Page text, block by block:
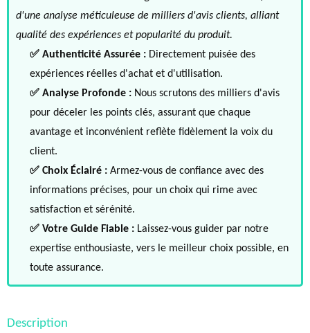
d'une analyse méticuleuse de milliers d'avis clients, alliant
qualité des expériences et popularité du produit.
✅ Authenticité Assurée : Directement puisée des
expériences réelles d'achat et d'utilisation.
✅ Analyse Profonde : Nous scrutons des milliers d'avis
pour déceler les points clés, assurant que chaque
avantage et inconvénient reflète fidèlement la voix du
client.
✅ Choix Éclairé : Armez-vous de confiance avec des
informations précises, pour un choix qui rime avec
satisfaction et sérénité.
✅ Votre Guide Fiable : Laissez-vous guider par notre
expertise enthousiaste, vers le meilleur choix possible, en
toute assurance.
Description